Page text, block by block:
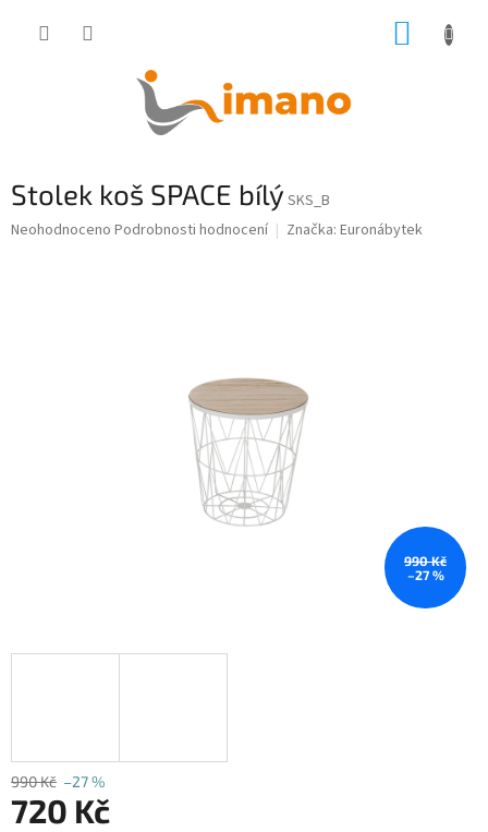
Stolek koš SPACE bílý SKS_B
Průměrné
Neohodnoceno Podrobnosti hodnocení Značka: Euronábytek
990 Kč
–27 %
990 Kč –27 %
720 Kč